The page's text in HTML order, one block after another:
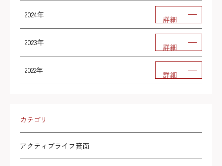
2024年 詳細
2023年 詳細
2022年 詳細
カテゴリ
アクティブライフ箕面